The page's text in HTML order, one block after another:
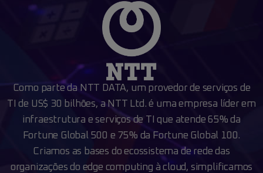
Como parte da NTT DATA, um provedor de serviços de
TI de US$ 30 bilhões,a NTT Ltd. é uma empresa líder em
infraestrutura e serviços de TI que atende 65% da
Fortune Global 500 e 75% da Fortune Global 100.
Criamos as bases do ecossistema de rede das
organizações do edge computing à cloud, simplificamos